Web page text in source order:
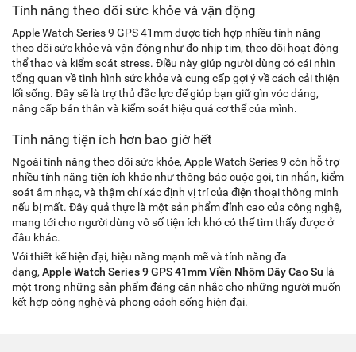
Tính năng theo dõi sức khỏe và vận động
Apple Watch Series 9 GPS 41mm được tích hợp nhiều tính năng
theo dõi sức khỏe và vận động như đo nhịp tim, theo dõi hoạt động
thể thao và kiểm soát stress. Điều này giúp người dùng có cái nhìn
tổng quan về tình hình sức khỏe và cung cấp gợi ý về cách cải thiện
lối sống. Đây sẽ là trợ thủ đắc lực để giúp bạn giữ gìn vóc dáng,
nâng cấp bản thân và kiểm soát hiệu quả cơ thể của mình.
Tính năng tiện ích hơn bao giờ hết
Ngoài tính năng theo dõi sức khỏe, Apple Watch Series 9 còn hỗ trợ
nhiều tính năng tiện ích khác như thông báo cuộc gọi, tin nhắn, kiểm
soát âm nhạc, và thậm chí xác định vị trí của điện thoại thông minh
nếu bị mất. Đây quả thực là một sản phẩm đỉnh cao của công nghệ,
mang tới cho người dùng vô số tiện ích khó có thể tìm thấy được ở
đâu khác.
Với thiết kế hiện đại, hiệu năng mạnh mẽ và tính năng đa
dạng, Apple Watch Series 9 GPS 41mm Viền Nhôm Dây Cao Su là
một trong những sản phẩm đáng cân nhắc cho những người muốn
kết hợp công nghệ và phong cách sống hiện đại.